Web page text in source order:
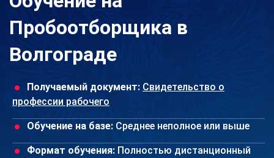
Пробоотборщика в
Волгограде
Получаемый документ: Свидетельство о
профессии рабочего
Обучение на базе: Среднее неполное или выше
Формат обучения: Полностью дистанционный